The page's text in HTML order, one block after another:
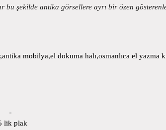
şekilde antika görsellere ayrı bir özen
mobilya,el dokuma halı,osmanlıca el
lik plak